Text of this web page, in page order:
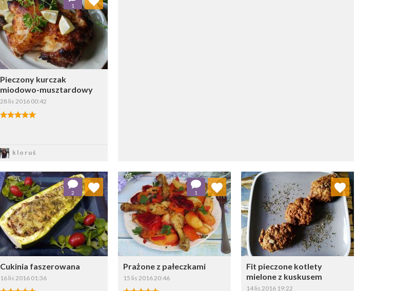
Pieczony kurczak
miodowo-musztardowy
28 lis 2016 00:42
kloruś
1
Wybierz listę:
Cukinia faszerowana
16 lis 2016 01:36
2
Dodaj do ulubionych
Wybierz listę:
Prażone z pałeczkami
15 lis 2016 20:46
1
Dodaj do ulubionych
Wybierz listę:
Fit pieczone kotlety
mielone z kuskusem
14 lis 2016 19:22
Dodaj do ulubionych
Wybierz listę: